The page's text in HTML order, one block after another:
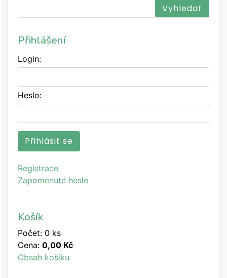
Přihlášení
Login:
Heslo:
Registrace
Zapomenuté heslo
Košík
Počet: 0 ks
Cena: 0,00 Kč
Obsah košíku